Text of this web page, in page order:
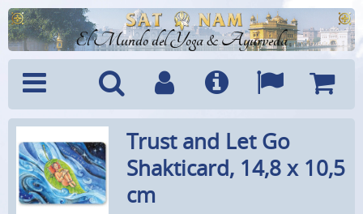
El Mundo del Yoga & Ayurveda
Menú Búsquedad
CuentaInfo Idiomas
Trust and Let Go
Shakticard, 14,8 x 10,5
cm